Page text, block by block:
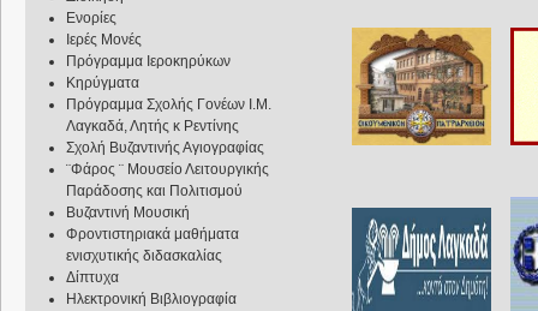
Ενορίες
Ιερές Μονές
Πρόγραμμα Ιεροκηρύκων
Κηρύγματα
Πρόγραμμα Σχολής Γονέων Ι.Μ.
Λαγκαδά, Λητής κ Ρεντίνης
Σχολή Βυζαντινής Αγιογραφίας
¨Φάρος ¨ Μουσείο Λειτουργικής
Παράδοσης και Πολιτισμού
Βυζαντινή Μουσική
Φροντιστηριακά μαθήματα
ενισχυτικής διδασκαλίας
Δίπτυχα
Ηλεκτρονική Βιβλιογραφία